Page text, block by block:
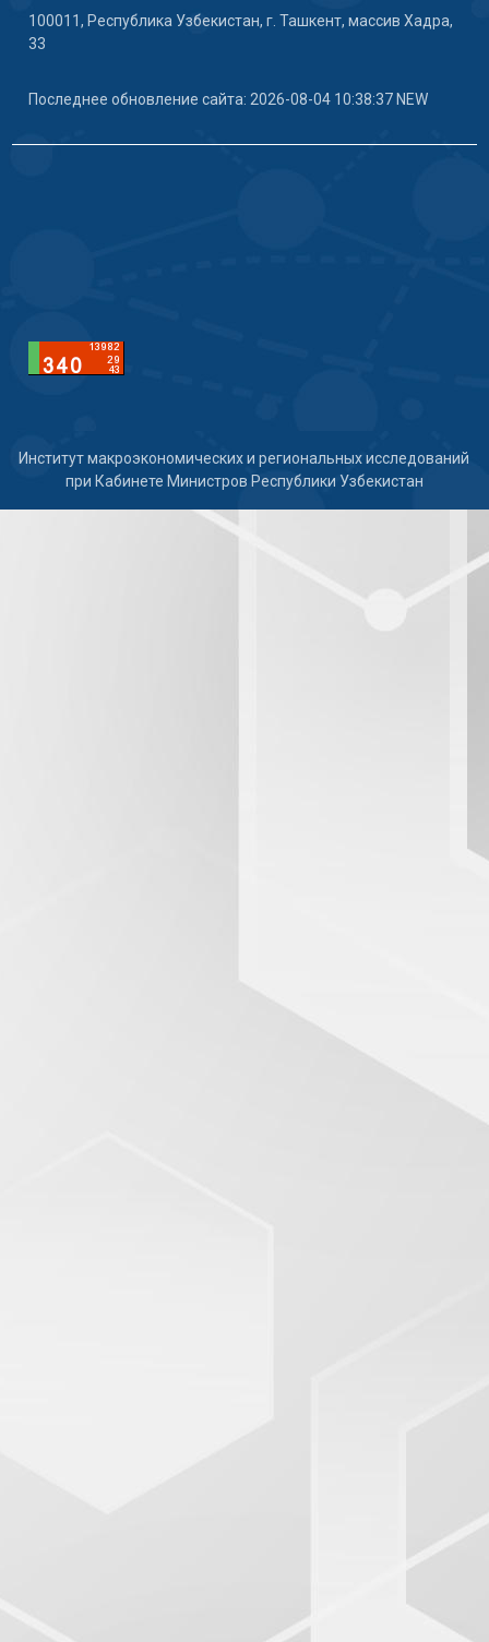
100011, Республика Узбекистан, г. Ташкент, массив Хадра,
33
Последнее обновление сайта: 2026-08-04 10:38:37 NEW
Институт макроэкономических и региональных исследований
при Кабинете Министров Республики Узбекистан